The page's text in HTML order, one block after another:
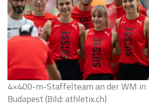
4×400-m-Staffelteam an der WM in
Budapest (Bild: athletix.ch)